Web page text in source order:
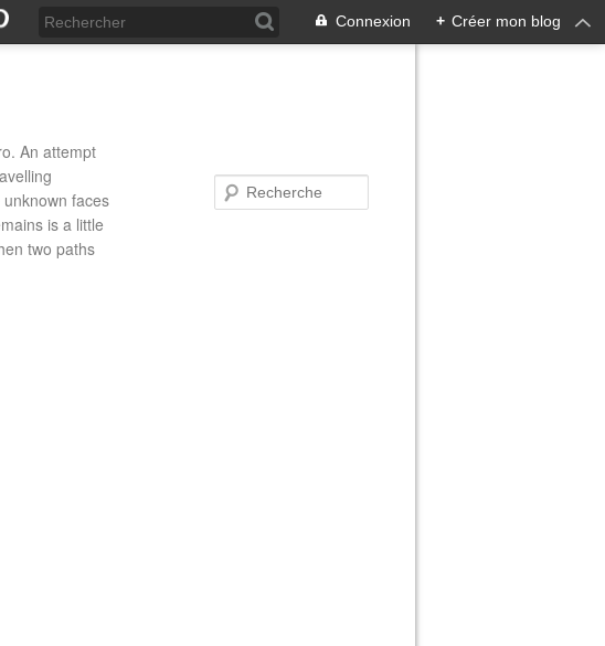
Connexion + Créer mon blog
An attempt
faces
is a little
two paths